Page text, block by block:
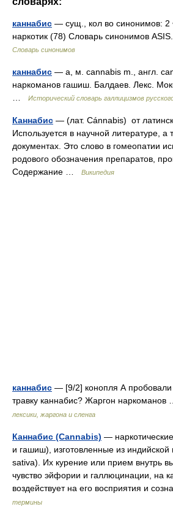
каннабис — сущ., кол во синонимов: 2
наркотик (78) Словарь синонимов
Словарь синонимов
каннабис — а, м. cannabis m., англ.
наркоманов гашиш. Балдаев. Лекс.
Исторический словарь галлицизмов
Каннабис — (лат. Cánnabis) от
Используется в научной литературе,
документах. Это слово в гомеопатии
родового обозначения препаратов,
Содержание …
Википедия
каннабис — [9/2] конопля А пробовали
травку каннабис? Жаргон
лексики, жаргона и сленга
Каннабис (Cannabis) —
и гашиш), изготовленные из
sativa). Их курение или прием внутрь
чувство эйфории и галлюцинации, на
воздействует на его восприятия и
термины